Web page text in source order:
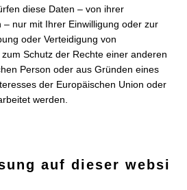
diese Daten – von ihrer
– nur mit Ihrer Einwilligung oder zur
oder Verteidigung von
Schutz der Rechte einer anderen
Person oder aus Gründen eines
der Europäischen Union oder
werden.
auf dieser websi